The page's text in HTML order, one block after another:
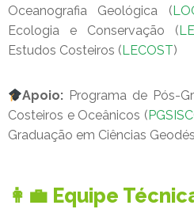
Oceanografia Geológica (
Ecologia e Conservação (
Estudos Costeiros ( LECOST)
Apoio: Programa de Pós-
Costeiros e Oceânicos (
Graduação em Ciências
👩‍💼 Equipe